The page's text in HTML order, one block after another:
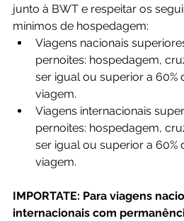
junto à BWT e respeitar os
mínimos de hospedagem:
Viagens nacionais
pernoites: hospedagem,
ser igual ou superior a 60%
viagem.
Viagens internacionais
pernoites: hospedagem,
ser igual ou superior a 60%
viagem.
IMPORTATE: Para viagens
internacionais com